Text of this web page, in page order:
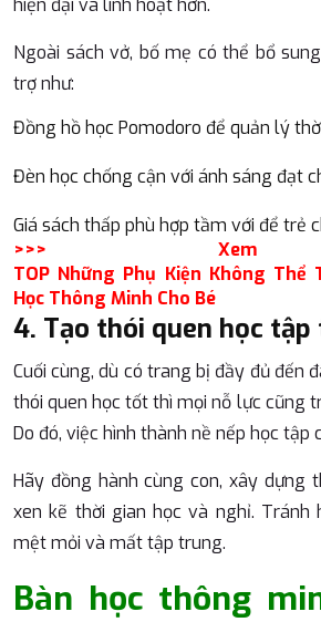
hiện đại và linh hoạt hơn.
Ngoài sách vở, bố mẹ có thể bổ
trợ như:
Đồng hồ học Pomodoro để quản lý
Đèn học chống cận với ánh sáng đạt
Giá sách thấp phù hợp tầm với để trẻ
>>> Xem
TOP Những Phụ Kiện Không Thể
Học Thông Minh Cho Bé
4. Tạo thói quen học tập
Cuối cùng, dù có trang bị đầy đủ đến
thói quen học tốt thì mọi nỗ lực cũng
Do đó, việc hình thành nề nếp học tập
Hãy đồng hành cùng con, xây dựng
xen kẽ thời gian học và nghỉ. Tránh
mệt mỏi và mất tập trung.
Bàn học thông